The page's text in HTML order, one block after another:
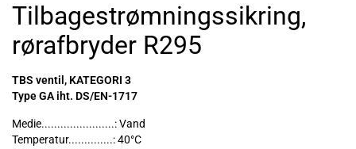
Tilbagestrømningssikring,
rørafbryder R295
TBS ventil, KATEGORI 3
Type GA iht. DS/EN-1717
Medie.......................: Vand
Temperatur..............: 40°C